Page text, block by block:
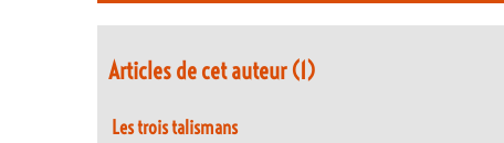
Articles de cet auteur (1)
Les trois talismans